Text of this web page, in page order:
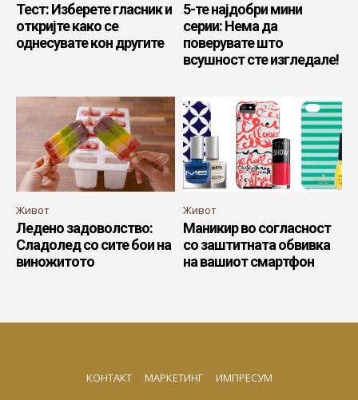
Тест: Изберете гласник и
откријте како се
однесувате кон другите
5-те најдобри мини
серии: Нема да
поверувате што
всушност сте изгледале!
Живот
Ледено задоволство:
Сладолед со сите бои на
виножитото
Живот
Маникир во согласност
со заштитната обвивка
на вашиот смартфон
КОНТАКТ МАРКЕТИНГ ИМПРЕСУМ